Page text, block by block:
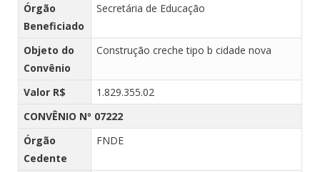
Órgão
Beneficiado
Secretária de Educação
Objeto do
Convênio
Construção creche tipo b cidade nova
Valor R$
1.829.355.02
CONVÊNIO Nº 07222
Órgão
Cedente
FNDE